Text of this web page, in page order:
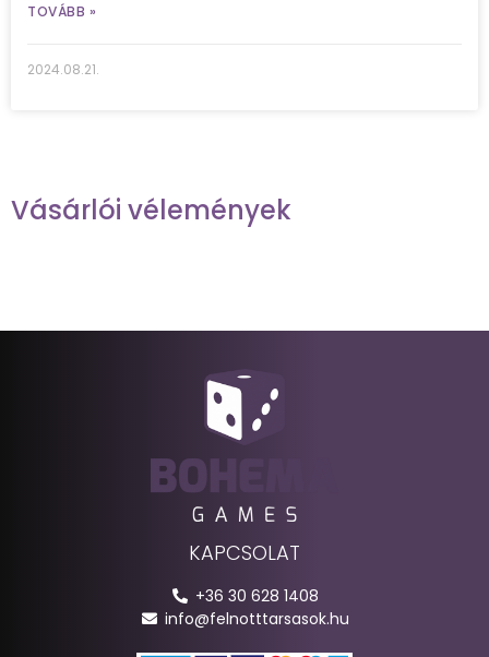
TOVÁBB »
2024.08.21.
Vásárlói vélemények
KAPCSOLAT
+36 30 628 1408
info@felnotttarsasok.hu